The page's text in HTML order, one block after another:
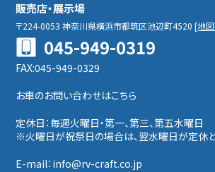
販売店・展示場
〒224-0053神奈川県横浜市都筑区池辺町4520[地
045-949-0319
FAX:045-949-0329
お車のお問い合わせはこちら
定休日：毎週火曜日・第一、第三、第五水曜日
※火曜日が祝祭日の場合は、翌水曜日が定休と
E-mail：info@rv-craft.co.jp